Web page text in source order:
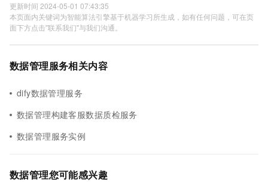
更新时间 2024-05-01 07:43:35
本页面内关键词为智能算法引擎基于机器学习所生成，如有任何问题，可在页
面下方点击"联系我们"与我们沟通。
数据管理服务相关内容
dify数据管理服务
数据管理构建客服数据质检服务
数据管理服务实例
数据管理您可能感兴趣